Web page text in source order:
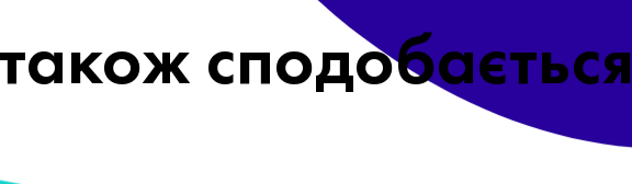
сподобається